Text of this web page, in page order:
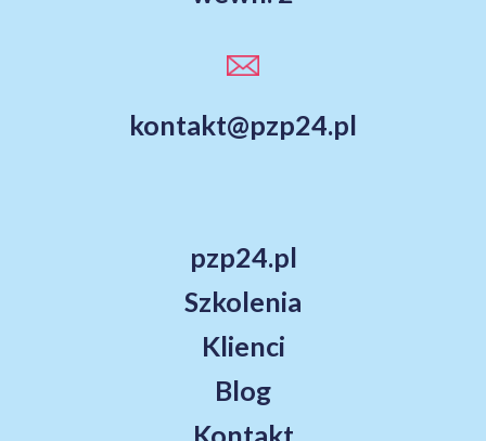
kontakt@pzp24.pl
pzp24.pl
Szkolenia
Klienci
Blog
Kontakt